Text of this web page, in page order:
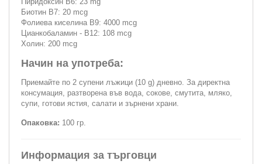
Биотин B7: 20 mcg
Фолиева киселина B9: 4000 mcg
Цианкобаламин - B12: 108 mcg
Холин: 200 mcg
Начин на употреба:
Приемайте по 2 супени лъжици (10 g) дневно. За директна
консумация, разтворена във вода, сокове, смутита, мляко,
супи, готови ястия, салати и зърнени храни.
Опаковка: 100 гр.
Информация за търговци